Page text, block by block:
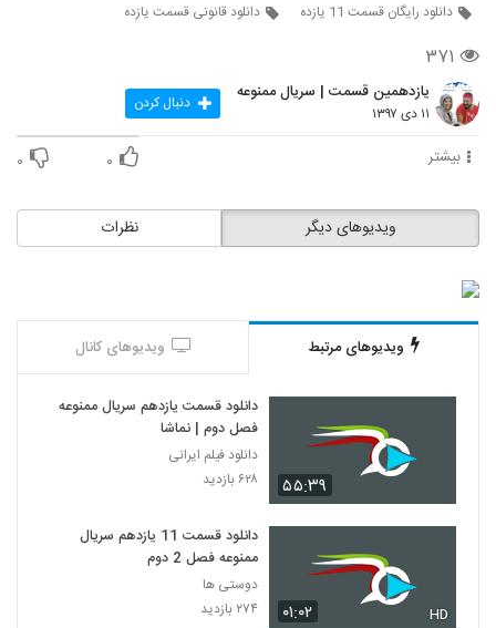
دانلود رایگان قسمت 11 یازده
دانلود قانونی قسمت یازده
۳۷۱
یازدهمین قسمت | سریال ممنوعه
۱۱ دی ۱۳۹۷ دنبال کردن
بیشتر ۰ ۰
نظرات ویدیوهای دیگر
ویدیوهای مرتبط ویدیوهای کانال
۵۵:۳۹
دانلود قسمت یازدهم سریال ممنوعه
فصل دوم | نماشا
دانلود فیلم ایرانی
۶۲۸ بازدید
۰۱:۰۲ HD
دانلود قسمت 11 یازدهم سریال
ممنوعه فصل 2 دوم
دوستی ها
۲۷۴ بازدید